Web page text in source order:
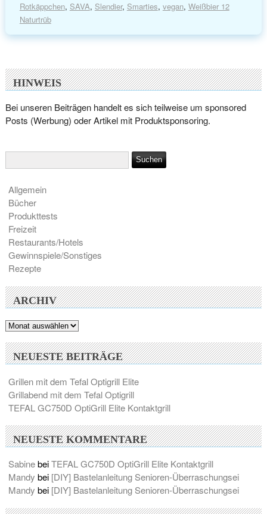
Rotkäppchen, SAVA, Slendier, Smarties, vegan, Weißbier 12
Naturtrüb
HINWEIS
Bei unseren Beiträgen handelt es sich teilweise um sponsored
Posts (Werbung) oder Artikel mit Produktsponsoring.
Allgemein
Bücher
Produkttests
Freizeit
Restaurants/Hotels
Gewinnspiele/Sonstiges
Rezepte
ARCHIV
Archiv
NEUESTE BEITRÄGE
Grillen mit dem Tefal Optigrill Elite
Grillabend mit dem Tefal Optigrill
TEFAL GC750D OptiGrill Elite Kontaktgrill
NEUESTE KOMMENTARE
SabinebeiTEFAL GC750D OptiGrill Elite Kontaktgrill
Mandy bei [DIY] Bastelanleitung Senioren-Überraschungsei
Mandy bei [DIY] Bastelanleitung Senioren-Überraschungsei